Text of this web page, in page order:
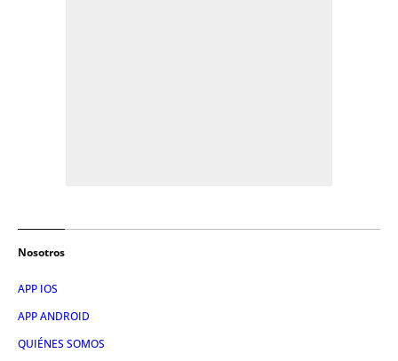
Nosotros
APP IOS
APP ANDROID
QUIÉNES SOMOS